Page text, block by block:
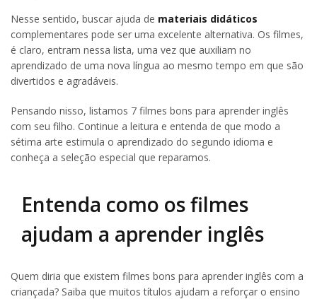
Nesse sentido, buscar ajuda de materiais didáticos
complementares pode ser uma excelente alternativa. Os filmes,
é claro, entram nessa lista, uma vez que auxiliam no
aprendizado de uma nova língua ao mesmo tempo em que são
divertidos e agradáveis.
Pensando nisso, listamos 7 filmes bons para aprender inglês
com seu filho. Continue a leitura e entenda de que modo a
sétima arte estimula o aprendizado do segundo idioma e
conheça a seleção especial que reparamos.
Entenda como os filmes
ajudam a aprender inglês
Quem diria que existem filmes bons para aprender inglês com a
criançada? Saiba que muitos títulos ajudam a reforçar o ensino